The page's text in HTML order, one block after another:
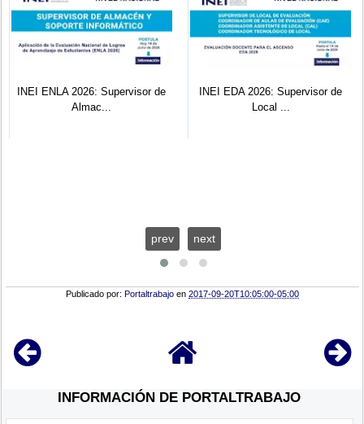
INEI ENLA 2026: Supervisor de
Almac...
INEI EDA 2026: Supervisor de
Local ...
prev next
Publicado por:Portaltrabajo en2017-09-20T10:05:00-05:00
INFORMACIÓN DE PORTALTRABAJO